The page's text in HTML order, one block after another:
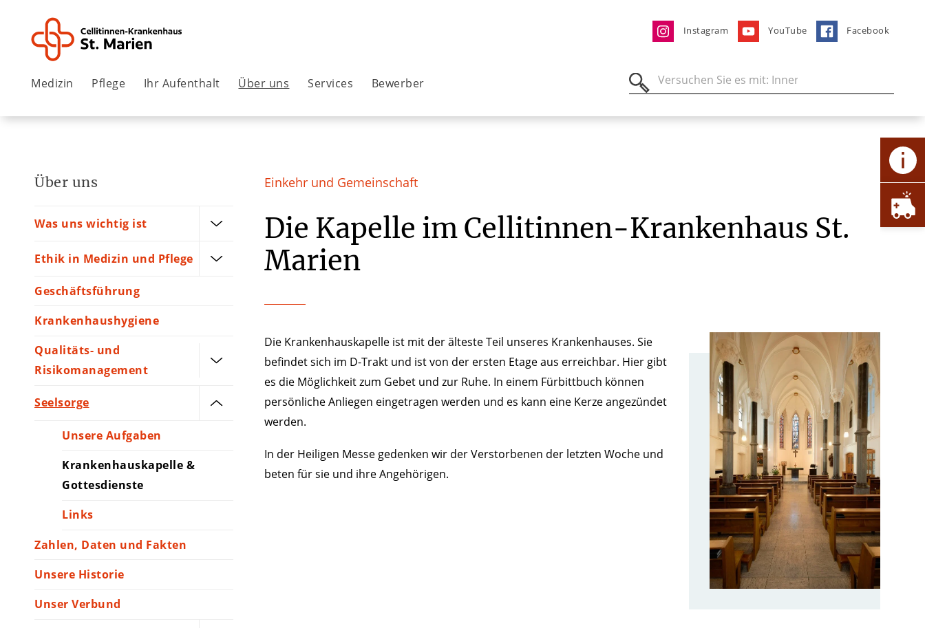
Instagram YouTube Facebook
Medizin Pflege Ihr Aufenthalt Über uns Services Bewerber
Über uns
Was uns wichtig ist
Ethik in Medizin und Pflege
Geschäftsführung
Krankenhaushygiene
Qualitäts- und
Risikomanagement
Seelsorge
Unsere Aufgaben
Krankenhauskapelle &
Gottesdienste
Links
Zahlen, Daten und Fakten
Unsere Historie
Unser Verbund
Einkehr und Gemeinschaft
Die Kapelle im Cellitinnen-Krankenhaus St.
Marien
Die Krankenhauskapelle ist mit der älteste Teil unseres Krankenhauses. Sie
befindet sich im D-Trakt und ist von der ersten Etage aus erreichbar. Hier gibt
es die Möglichkeit zum Gebet und zur Ruhe. In einem Fürbittbuch können
persönliche Anliegen eingetragen werden und es kann eine Kerze angezündet
werden.
In der Heiligen Messe gedenken wir der Verstorbenen der letzten Woche und
beten für sie und ihre Angehörigen.